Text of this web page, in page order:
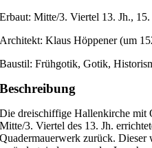
Erbaut: Mitte/3. Viertel 13. Jh.,
Architekt: Klaus Höppener (um
Baustil: Frühgotik, Gotik,
Beschreibung
Die dreischiffige Hallenkirche mit
Mitte/3. Viertel des 13. Jh.
Quadermauerwerk zurück.